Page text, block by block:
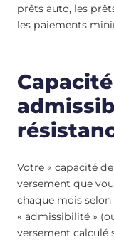
prêts auto, les
les paiements
Votre « capacité
versement que
chaque mois
« admissibilité »
versement calculé